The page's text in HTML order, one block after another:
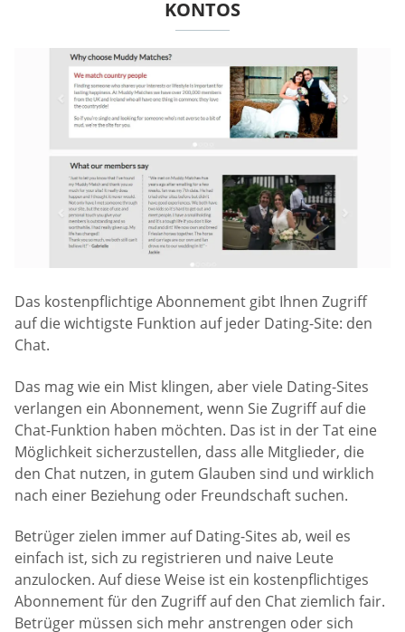
KONTOS
Das kostenpflichtige Abonnement gibt Ihnen Zugriff
auf die wichtigste Funktion auf jeder Dating-Site: den
Chat.
Das mag wie ein Mist klingen, aber viele Dating-Sites
verlangen ein Abonnement, wenn Sie Zugriff auf die
Chat-Funktion haben möchten. Das ist in der Tat eine
Möglichkeit sicherzustellen, dass alle Mitglieder, die
den Chat nutzen, in gutem Glauben sind und wirklich
nach einer Beziehung oder Freundschaft suchen.
Betrüger zielen immer auf Dating-Sites ab, weil es
einfach ist, sich zu registrieren und naive Leute
anzulocken. Auf diese Weise ist ein kostenpflichtiges
Abonnement für den Zugriff auf den Chat ziemlich fair.
Betrüger müssen sich mehr anstrengen oder sich